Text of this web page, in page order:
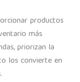
productos
más
priorizan la
los convierte en